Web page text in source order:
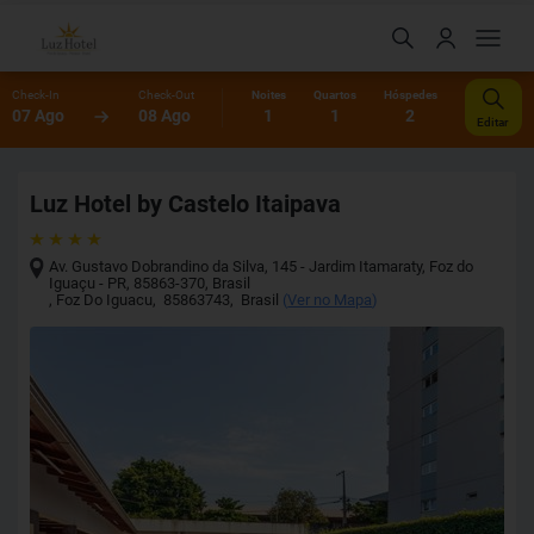
Check-In
07 Ago
Check-Out
08 Ago
Noites
1
Quartos
1
Hóspedes
2 Editar
Luz Hotel by Castelo Itaipava
Av. Gustavo Dobrandino da Silva, 145 - Jardim Itamaraty, Foz do
Iguaçu - PR, 85863-370, Brasil
, Foz Do Iguacu, 85863743, Brasil (Ver no Mapa)